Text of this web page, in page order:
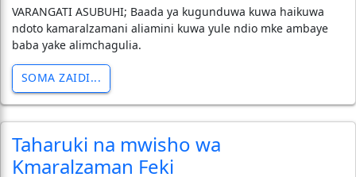
VARANGATI ASUBUHI; Baada ya kugunduwa kuwa haikuwa
ndoto kamaralzamani aliamini kuwa yule ndio mke ambaye
baba yake alimchagulia.
SOMA ZAIDI...
Taharuki na mwisho wa
Kmaralzaman Feki